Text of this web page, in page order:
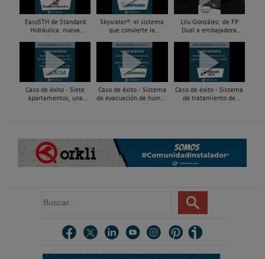
EasySTH de Standard
Hidráulica: nueva
de expansión para
tuberías PEX
Skywater®: el sistema
que convierte la
infraestructura activa de
gestión del agua...
Lilu González: de FP
Dual a embajadora
| Mecatrónica Industrial
Caso de éxito - Siete
apartamentos, una
Caso de éxito - Sistema
de evacuación de humos
Caso de éxito - Sistema
de tratamiento de
u
r